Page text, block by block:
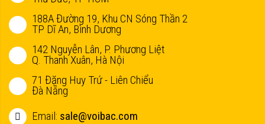
188A Đường 19, Khu CN Sóng Thần 2
TP Dĩ An, Bình Dương
142 Nguyễn Lân, P. Phương Liệt
Q. Thanh Xuân, Hà Nội
71 Đặng Huy Trứ - Liên Chiểu
Đà Nẵng
Email: sale@voibac.com